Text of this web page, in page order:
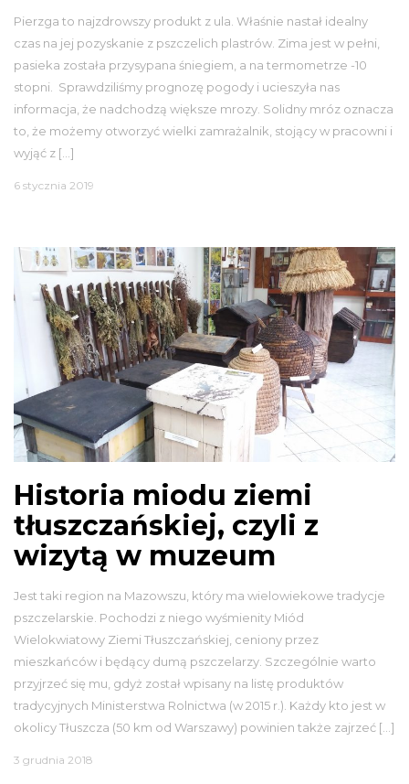
Pierzga to najzdrowszy produkt z ula. Właśnie nastał idealny
czas na jej pozyskanie z pszczelich plastrów. Zima jest w pełni,
pasieka została przysypana śniegiem, a na termometrze -10
stopni. Sprawdziliśmy prognozę pogody i ucieszyła nas
informacja, że nadchodzą większe mrozy. Solidny mróz oznacza
to, że możemy otworzyć wielki zamrażalnik, stojący w pracowni i
wyjąć z […]
6 stycznia 2019
Historia miodu ziemi
tłuszczańskiej, czyli z
wizytą w muzeum
Jest taki region na Mazowszu, który ma wielowiekowe tradycje
pszczelarskie. Pochodzi z niego wyśmienity Miód
Wielokwiatowy Ziemi Tłuszczańskiej, ceniony przez
mieszkańców i będący dumą pszczelarzy. Szczególnie warto
przyjrzeć się mu, gdyż został wpisany na listę produktów
tradycyjnych Ministerstwa Rolnictwa (w 2015 r.). Każdy kto jest w
okolicy Tłuszcza (50 km od Warszawy) powinien także zajrzeć […]
3 grudnia 2018